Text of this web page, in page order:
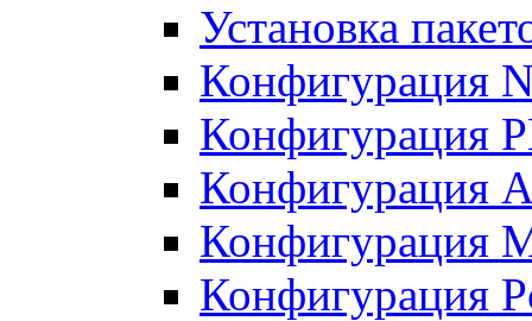
Установка
Конфигурация
Конфигурация
Конфигурация
Конфигурация
Конфигурация